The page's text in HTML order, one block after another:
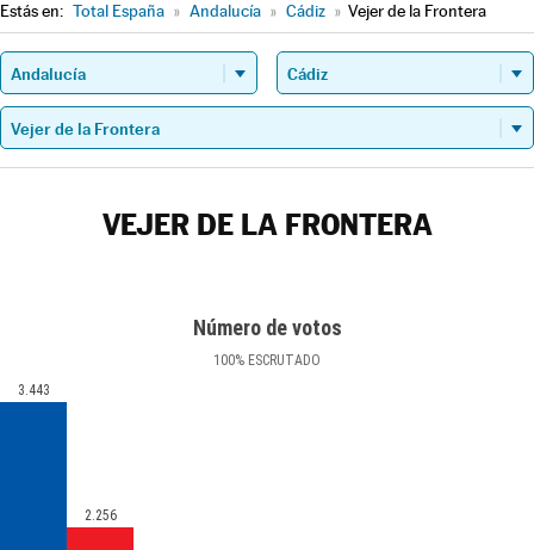
Estás en: Total España » Andalucía » Cádiz » Vejer de la Frontera
VEJER DE LA FRONTERA
Número de votos
100% ESCRUTADO
3.443
2.256